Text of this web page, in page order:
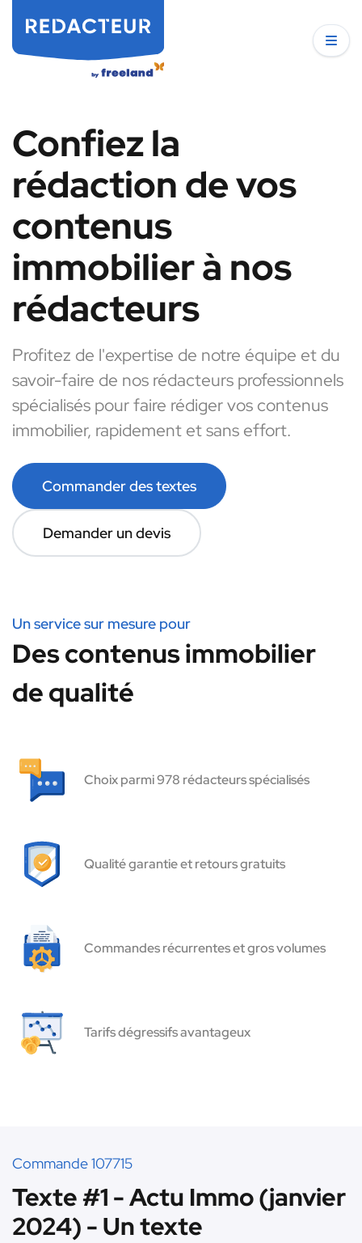
Confiez la
rédaction de vos
contenus
immobilier à nos
rédacteurs
Profitez de l'expertise de notre équipe et du
savoir-faire de nos rédacteurs professionnels
spécialisés pour faire rédiger vos contenus
immobilier, rapidement et sans effort.
Commander des textes
Demander un devis
Un service sur mesure pour
Des contenus immobilier
de qualité
Choix parmi 978 rédacteurs spécialisés
Qualité garantie et retours gratuits
Commandes récurrentes et gros volumes
Tarifs dégressifs avantageux
Commande 107715
Texte #1 - Actu Immo (janvier
2024) - Un texte